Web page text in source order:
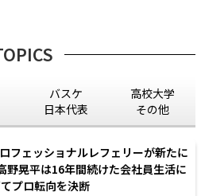
バスケ
日本代表
高校大学
その他
フェッショナルレフェリーが新たに
野晃平は16年間続けた会社員生活に
プロ転向を決断